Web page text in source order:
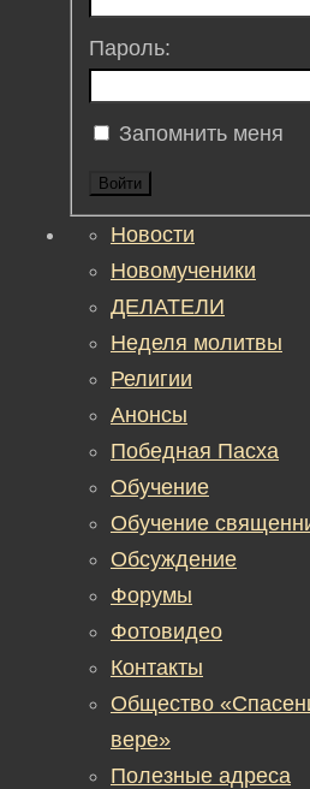
Пароль:
Запомнить меня
Войти
Новости
Новомученики
ДЕЛАТЕЛИ
Неделя молитвы
Религии
Анонсы
Победная Пасха
Обучение
Обучение
Обсуждение
Форумы
Фотовидео
Контакты
Общество
вере»
Полезные адреса